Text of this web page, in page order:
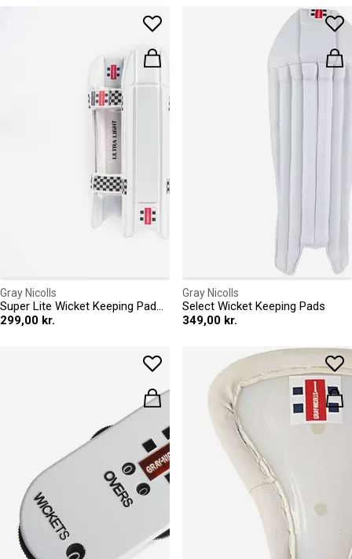
Gray Nicolls
Super Lite Wicket Keeping Pads Sn00
299,00 kr.
Gray Nicolls
Select Wicket Keeping Pads
349,00 kr.